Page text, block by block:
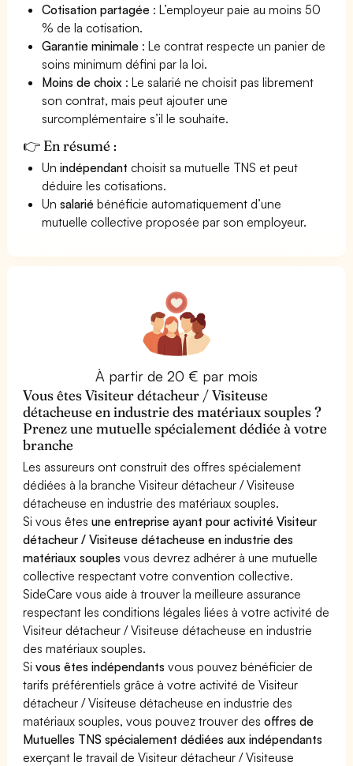
Cotisation partagée : L’employeur paie au moins 50
% de la cotisation.
Garantie minimale : Le contrat respecte un panier de
soins minimum défini par la loi.
Moins de choix : Le salarié ne choisit pas librement
son contrat, mais peut ajouter une
surcomplémentaire s’il le souhaite.
👉 En résumé :
Unindépendant choisit sa mutuelle TNS et peut
déduire les cotisations.
Unsalarié bénéficie automatiquement d’une
mutuelle collective proposée par son employeur.
À partir de 20 € par mois
Vous êtes Visiteur détacheur / Visiteuse
détacheuse en industrie des matériaux souples ?
Prenez une mutuelle spécialement dédiée à votre
branche
Les assureurs ont construit des offres spécialement
dédiées à la branche Visiteur détacheur / Visiteuse
détacheuse en industrie des matériaux souples.
Si vous êtesune entreprise ayant pour activité Visiteur
détacheur / Visiteuse détacheuse en industrie des
matériaux souples vous devrez adhérer à une mutuelle
collective respectant votre convention collective.
SideCare vous aide à trouver la meilleure assurance
respectant les conditions légales liées à votre activité de
Visiteur détacheur / Visiteuse détacheuse en industrie
des matériaux souples.
Sivous êtes indépendants vous pouvez bénéficier de
tarifs préférentiels grâce à votre activité de Visiteur
détacheur / Visiteuse détacheuse en industrie des
matériaux souples, vous pouvez trouver desoffres de
Mutuelles TNS spécialement dédiées aux indépendants
exerçant le travail de Visiteur détacheur / Visiteuse